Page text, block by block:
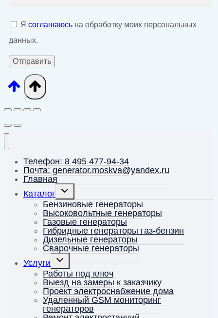
Я соглашаюсь на обработку моих персональных
данных.
Телефон: 8 495 477-94-34
Почта: generator.moskva@yandex.ru
Главная
Каталог
Переключить
дочернее
меню
Бензиновые генераторы
Высоковольтные генераторы
Газовые генераторы
Гибридные генераторы газ-бензин
Дизельные генераторы
Сварочные генераторы
Услуги
Переключить
дочернее
меню
Работы под ключ
Выезд на замеры к заказчику
Проект электроснабжение дома
Удаленный GSM мониторинг
генераторов